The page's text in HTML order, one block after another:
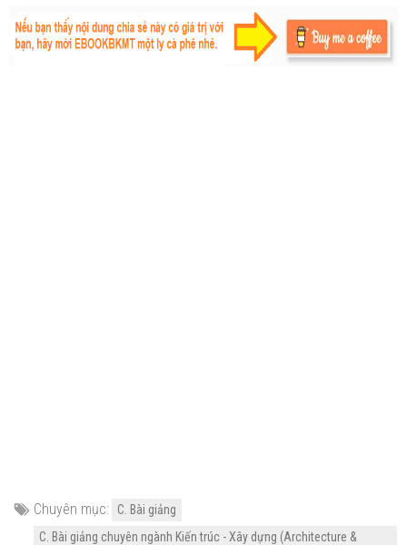
Chuyên mục:
C. Bài giảng
C. Bài giảng chuyên ngành Kiến trúc - Xây dựng (Architecture &